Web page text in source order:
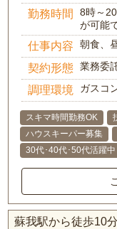
勤務時間
8時～
が可能
仕事内容 朝食、
契約形態 業務委
調理環境 ガスコ
スキマ時間勤務OK
ハウスキーパー募集
30代･40代･50代活躍中
蘇我駅から徒歩10